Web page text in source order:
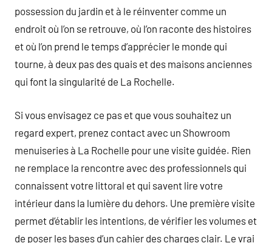
possession du jardin et à le réinventer comme un
endroit où l’on se retrouve, où l’on raconte des histoires
et où l’on prend le temps d’apprécier le monde qui
tourne, à deux pas des quais et des maisons anciennes
qui font la singularité de La Rochelle.
Si vous envisagez ce pas et que vous souhaitez un
regard expert, prenez contact avec un Showroom
menuiseries à La Rochelle pour une visite guidée. Rien
ne remplace la rencontre avec des professionnels qui
connaissent votre littoral et qui savent lire votre
intérieur dans la lumière du dehors. Une première visite
permet d’établir les intentions, de vérifier les volumes et
de poser les bases d’un cahier des charges clair. Le vrai